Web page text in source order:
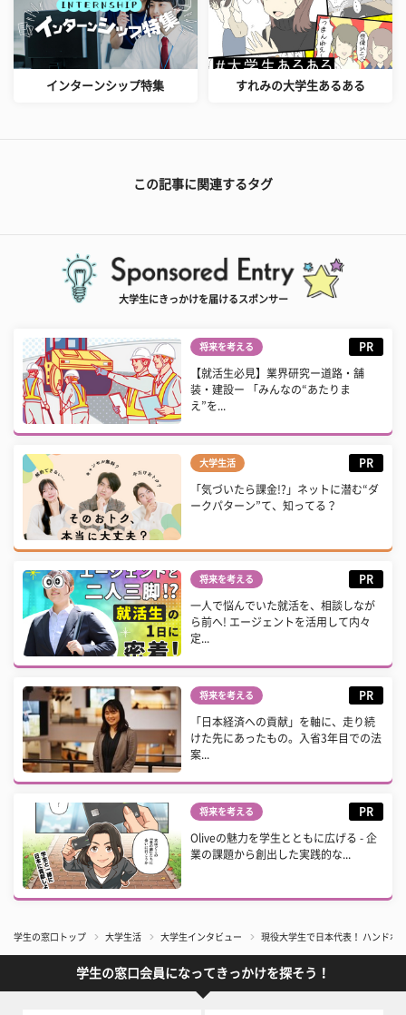
インターンシップ特集 すれみの大学生あるある
この記事に関連するタグ
大学生にきっかけを届けるスポンサー
将来を考える PR
【就活生必見】業界研究ー道路・舗
装・建設ー 「みんなの“あたりま
え”を...
大学生活 PR
「気づいたら課金!?」ネットに潜む“ダ
ークパターン”て、知ってる？
将来を考える PR
一人で悩んでいた就活を、相談しなが
ら前へ! エージェントを活用して内々
定...
将来を考える PR
「日本経済への貢献」を軸に、走り続
けた先にあったもの。入省3年目での法
案...
将来を考える PR
Oliveの魅力を学生とともに広げる - 企
業の課題から創出した実践的な...
学生の窓口トップ 大学生活 大学生インタビュー 現役大学生で日本代表！ ハンドボ
学生の窓口会員になってきっかけを探そう！